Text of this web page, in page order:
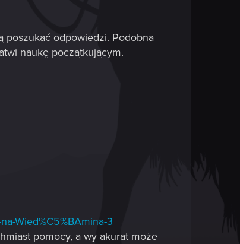
poszukać odpowiedzi. Podobna
naukę początkującym.
Wied%C5%BAmina-3
pomocy, a wy akurat może